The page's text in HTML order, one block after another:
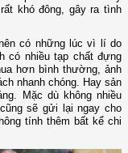
khó đông, gây ra tình
có những lúc vì lí do
có nhiều tạp chất đựng
hơn bình thường, ảnh
nhanh chóng. Hay sản
Mặc dù không nhiều
sẽ gửi lại ngay cho
tính thêm bất kể chi